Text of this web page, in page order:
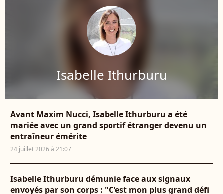
Isabelle Ithurburu
Avant Maxim Nucci, Isabelle Ithurburu a été
mariée avec un grand sportif étranger devenu un
entraîneur émérite
24 juillet 2026 à 21:07
Isabelle Ithurburu démunie face aux signaux
envoyés par son corps : "C'est mon plus grand défi